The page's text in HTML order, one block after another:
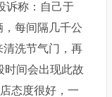
诉称：自己于
，每间隔几千公
清洗节气门，再
时间会出现此故
态度很好，一